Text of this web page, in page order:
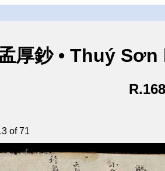
厚鈔 • Thuý
of 71